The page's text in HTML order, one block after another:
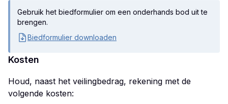
Gebruik het biedformulier om een onderhands bod uit te
brengen.
Biedformulier downloaden
Kosten
Houd, naast het veilingbedrag, rekening met de
volgende kosten: